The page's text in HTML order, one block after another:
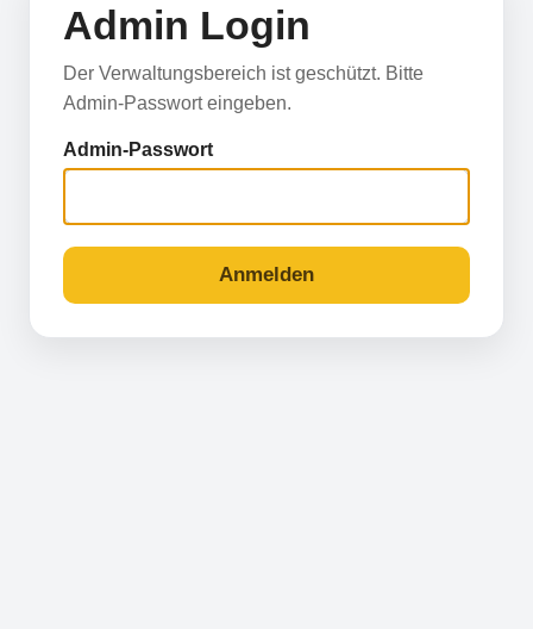
Admin Login
Der Verwaltungsbereich ist geschützt. Bitte
Admin-Passwort eingeben.
Admin-Passwort
Anmelden